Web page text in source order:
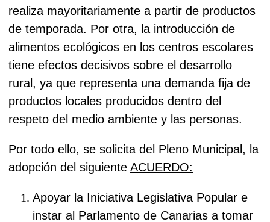
realiza mayoritariamente a partir de productos
de temporada. Por otra, la introducción de
alimentos ecológicos en los centros escolares
tiene efectos decisivos sobre el desarrollo
rural, ya que representa una demanda fija de
productos locales producidos dentro del
respeto del medio ambiente y las personas.
Por todo ello, se solicita del Pleno Municipal, la
adopción del siguiente ACUERDO:
Apoyar la Iniciativa Legislativa Popular e
instar al Parlamento de Canarias a tomar